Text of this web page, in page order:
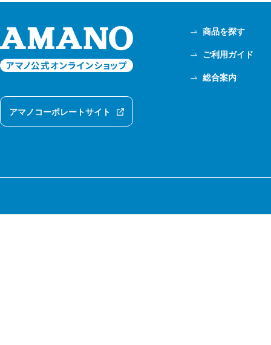
アマノコーポレートサイト
商品を探す
ご利用ガイド
総合案内